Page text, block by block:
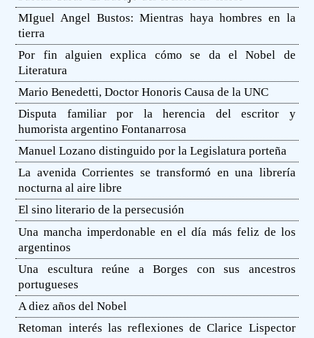
MIguel Angel Bustos: Mientras haya hombres en la
tierra
Por fin alguien explica cómo se da el Nobel de
Literatura
Mario Benedetti, Doctor Honoris Causa de la UNC
Disputa familiar por la herencia del escritor y
humorista argentino Fontanarrosa
Manuel Lozano distinguido por la Legislatura porteña
La avenida Corrientes se transformó en una librería
nocturna al aire libre
El sino literario de la persecusión
Una mancha imperdonable en el día más feliz de los
argentinos
Una escultura reúne a Borges con sus ancestros
portugueses
A diez años del Nobel
Retoman interés las reflexiones de Clarice Lispector